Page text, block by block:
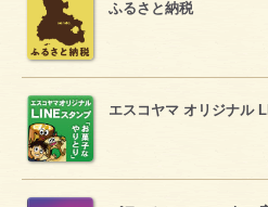
ふるさと納税
エスコヤマ オリジナル